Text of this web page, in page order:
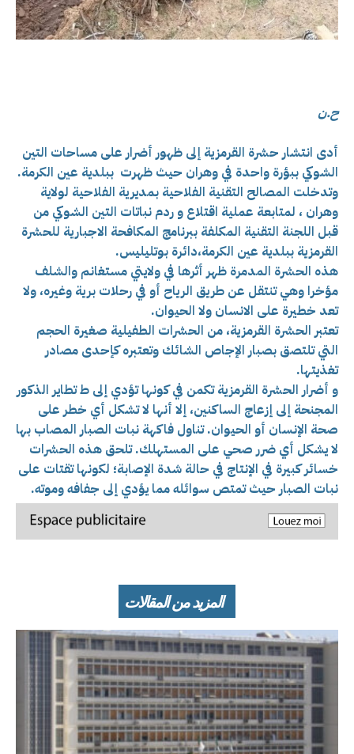
ح.ن
أدى انتشار حشرة القرمزية إلى ظهور أضرار على مساحات التين
الشوكي ببؤرة واحدة في وهران حيث ظهرت ببلدية عين الكرمة.
وتدخلت المصالح التقنية الفلاحية بمديرية الفلاحية لولاية
وهران ، لمتابعة عملية اقتلاع و ردم نباتات التين الشوكي من
قبل اللجنة التقنية المكلفة ببرنامج المكافحة الاجبارية للحشرة
القرمزية ببلدية عين الكرمة،دائرة بوتليليس.
هذه الحشرة المدمرة ظهر أثرها في ولايتي مستغانم والشلف
مؤخرا وهي تنتقل عن طريق الرياح أو في رحلات برية وغيره، ولا
تعد خطيرة على الانسان ولا الحيوان.
تعتبر الحشرة القرمزية، من الحشرات الطفيلية صغيرة الحجم
التي تلتصق بصبار الإجاص الشائك وتعتبره كإحدى مصادر
تغذيتها.
و أضرار الحشرة القرمزية تكمن في كونها تؤدي إلى ط تطاير الذكور
المجنحة إلى إزعاج الساكنين، إلا أنها لا تشكل أي خطر على
صحة الإنسان أو الحيوان. تناول فاكهة نبات الصبار المصاب بها
لا يشكل أي ضرر صحي على المستهلك. تلحق هذه الحشرات
خسائر كبيرة في الإنتاج في حالة شدة الإصابة؛ لكونها تقتات على
نبات الصبار حيث تمتص سوائله مما يؤدي إلى جفافه وموته.
المزيد من المقالات